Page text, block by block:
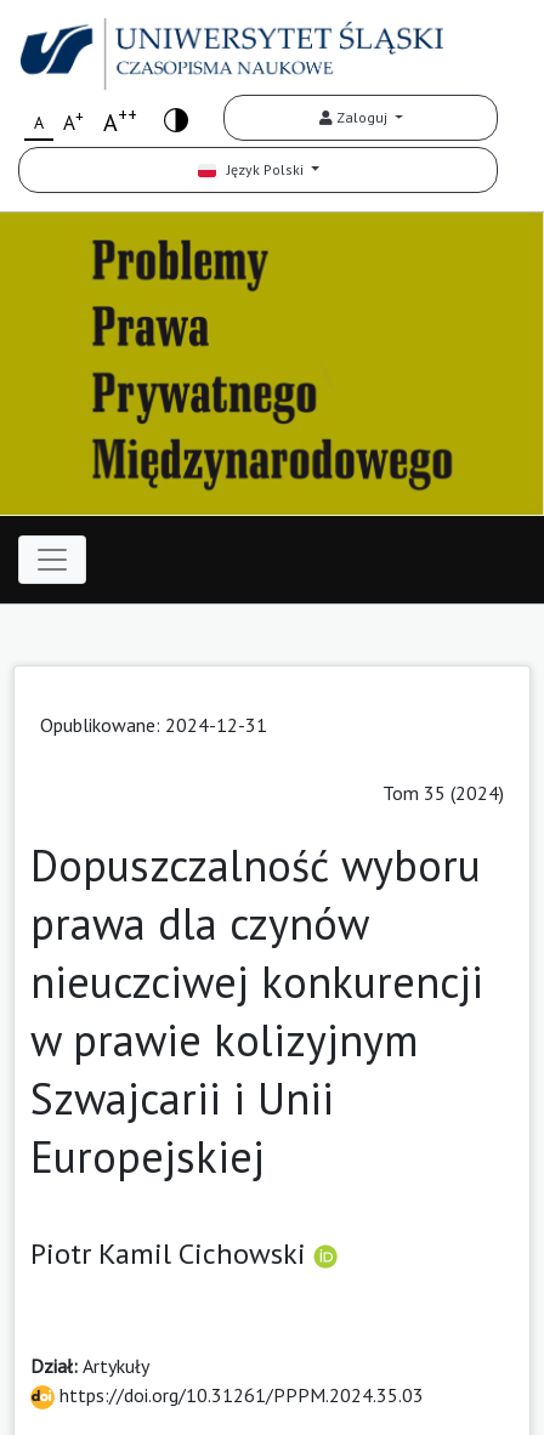
A A+ A++ Zaloguj
Język Polski
Opublikowane: 2024-12-31
Tom 35 (2024)
Dopuszczalność wyboru
prawa dla czynów
nieuczciwej konkurencji
w prawie kolizyjnym
Szwajcarii i Unii
Europejskiej
Piotr Kamil Cichowski
Dział: Artykuły
https://doi.org/10.31261/PPPM.2024.35.03